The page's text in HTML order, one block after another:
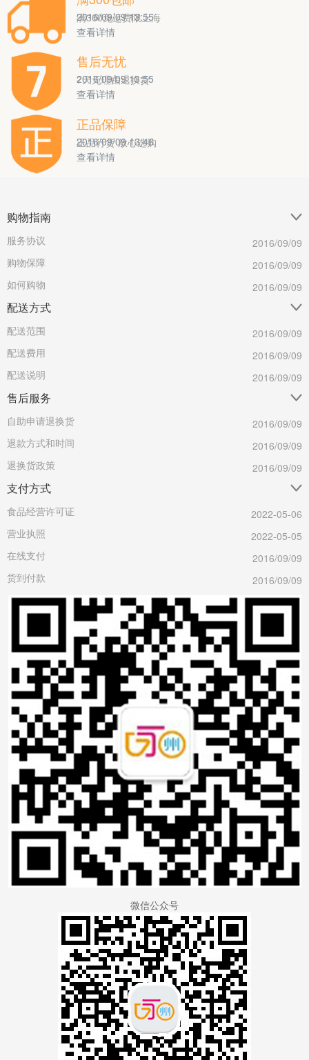
2016/09/09 13:55
满300免运费限上海
查看详情
售后无忧
2016/09/09 13:55
7天无理由退换货
查看详情
正品保障
2016/09/09 13:46
正品行货 放心选购
查看详情
购物指南
服务协议
2016/09/09
购物保障
2016/09/09
如何购物
2016/09/09
配送方式
配送范围
2016/09/09
配送费用
2016/09/09
配送说明
2016/09/09
售后服务
自助申请退换货
2016/09/09
退款方式和时间
2016/09/09
退换货政策
2016/09/09
支付方式
食品经营许可证
2022-05-06
营业执照
2022-05-05
在线支付
2016/09/09
货到付款
2016/09/09
微信公众号